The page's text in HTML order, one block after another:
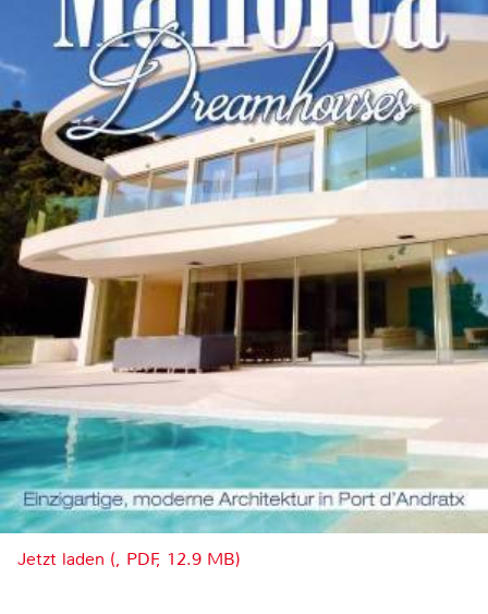
Jetzt laden (, PDF, 12.9 MB)